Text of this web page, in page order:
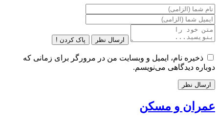
ارسال نظر پاک کردن !
ذخیره نام، ایمیل و وبسایت من در مرورگر برای زمانی که
دوباره دیدگاهی می‌نویسم.
عمران و مسکن